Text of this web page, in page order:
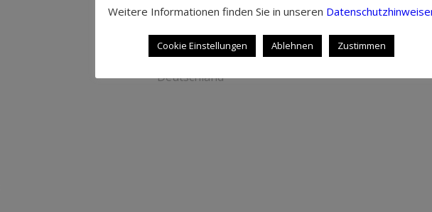
eMail: martin@artofstorytelling.de
Tannenstr. 10,
82178 Puchheim
Deutschland
Weitere Informationen finden Sie in unseren
Cookie Einstellungen Ablehnen Zustimmen